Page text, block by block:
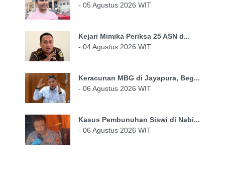
- 05 Agustus 2026 WIT
Kejari Mimika Periksa 25 ASN d...
- 04 Agustus 2026 WIT
Keracunan MBG di Jayapura, Beg...
- 06 Agustus 2026 WIT
Kasus Pembunuhan Siswi di Nabi...
- 06 Agustus 2026 WIT